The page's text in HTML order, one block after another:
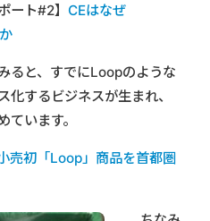
ート#2】 CEはなぜ
ると、すでにLoopのような
するビジネスが生まれ、
ています。
売初「Loop」商品を首都圏